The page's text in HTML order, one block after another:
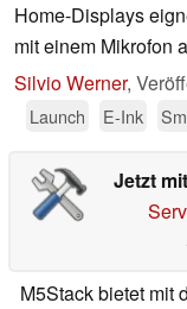
Home-Displays
mit einem Mikrofon
Silvio Werner,
Launch
E-Ink
Jetzt
M5Stack bietet mit